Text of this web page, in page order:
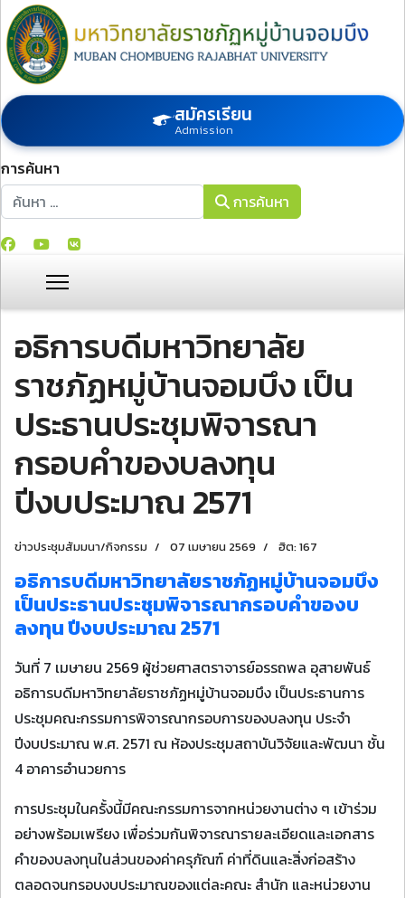
สมัครเรียน
Admission
การค้นหา
การค้นหา
การค้นหา
อธิการบดีมหาวิทยาลัย
ราชภัฏหมู่บ้านจอมบึง เป็น
ประธานประชุมพิจารณา
กรอบคำของบลงทุน
ปีงบประมาณ 2571
ข่าวประชุมสัมมนา/กิจกรรม 07 เมษายน 2569 ฮิต: 167
อธิการบดีมหาวิทยาลัยราชภัฏหมู่บ้านจอมบึง
เป็นประธานประชุมพิจารณากรอบคำของบ
ลงทุน ปีงบประมาณ 2571
วันที่ 7 เมษายน 2569 ผู้ช่วยศาสตราจารย์อรรถพล อุสายพันธ์
อธิการบดีมหาวิทยาลัยราชภัฏหมู่บ้านจอมบึง เป็นประธานการ
ประชุมคณะกรรมการพิจารณากรอบการของบลงทุน ประจำ
ปีงบประมาณ พ.ศ. 2571 ณ ห้องประชุมสถาบันวิจัยและพัฒนา ชั้น
4 อาคารอำนวยการ
การประชุมในครั้งนี้มีคณะกรรมการจากหน่วยงานต่าง ๆ เข้าร่วม
อย่างพร้อมเพรียง เพื่อร่วมกันพิจารณารายละเอียดและเอกสาร
คำของบลงทุนในส่วนของค่าครุภัณฑ์ ค่าที่ดินและสิ่งก่อสร้าง
ตลอดจนกรอบงบประมาณของแต่ละคณะ สำนัก และหน่วยงาน